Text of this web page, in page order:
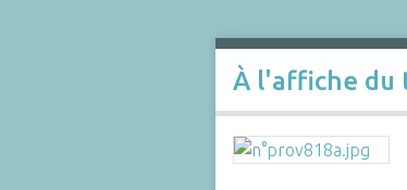
À l'affiche du